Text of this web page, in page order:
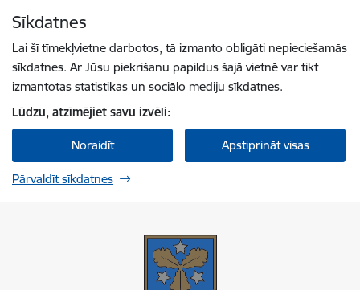
Sīkdatnes
Lai šī tīmekļvietne darbotos, tā izmanto obligāti nepieciešamās
sīkdatnes. Ar Jūsu piekrišanu papildus šajā vietnē var tikt
izmantotas statistikas un sociālo mediju sīkdatnes.
Lūdzu, atzīmējiet savu izvēli:
Noraidīt Apstiprināt visas
Pārvaldīt sīkdatnes